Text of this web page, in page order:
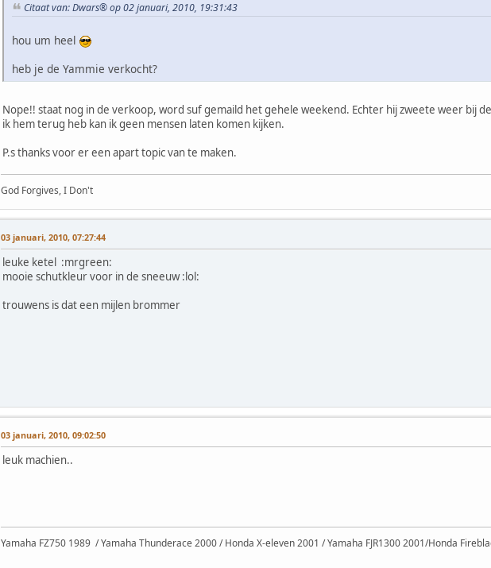
Citaat van: Dwars® op 02 januari, 2010, 19:31:43
hou um heel
heb je de Yammie verkocht?
Nope!! staat nog in de verkoop, word suf gemaild het gehele weekend. Echter hij zweete weer bij
ik hem terug heb kan ik geen mensen laten komen kijken.
P.s thanks voor er een apart topic van te maken.
God Forgives, I Don't
03 januari, 2010, 07:27:44
leuke ketel :mrgreen:
mooie schutkleur voor in de sneeuw :lol:
trouwens is dat een mijlen brommer
03 januari, 2010, 09:02:50
leuk machien..
Yamaha FZ750 1989 / Yamaha Thunderace 2000 / Honda X-eleven 2001 / Yamaha FJR1300 2001/Honda